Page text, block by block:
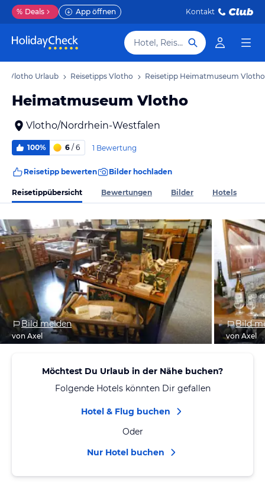
% Deals App öffnen Kontakt
Hotel, Reiseziel
Vlotho Urlaub Reisetipps Vlotho Reisetipp Heimatmuseum Vlotho
Heimatmuseum Vlotho
Vlotho/Nordrhein-Westfalen
100% 6 / 6 1 Bewertung
Reisetipp bewerten Bilder hochladen
Reisetippübersicht Bewertungen Bilder Hotels
Bild melden
von Axel
Bild
von Axel
Möchtest Du Urlaub in der Nähe buchen?
Folgende Hotels könnten Dir gefallen
Hotel & Flug buchen
Oder
Nur Hotel buchen